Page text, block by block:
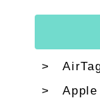
Apple